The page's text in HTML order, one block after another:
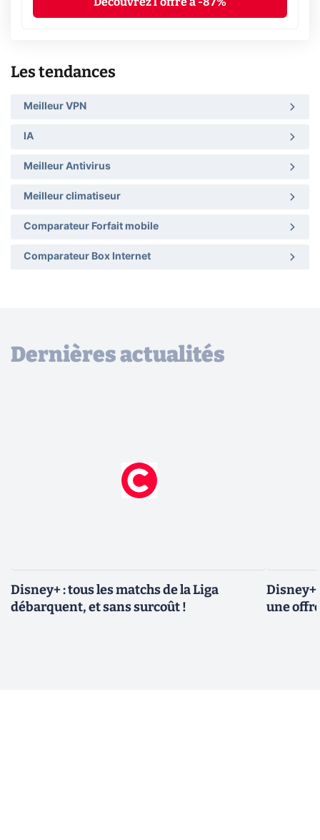
Les tendances
Meilleur VPN
IA
Meilleur Antivirus
Meilleur climatiseur
Comparateur Forfait mobile
Comparateur Box Internet
Dernières actualités
Disney+ : tous les matchs de la Liga
débarquent, et sans surcoût !
une